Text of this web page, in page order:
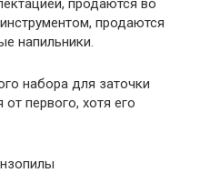
продаются во
продаются
напильники.
набора для заточки
первого, хотя его